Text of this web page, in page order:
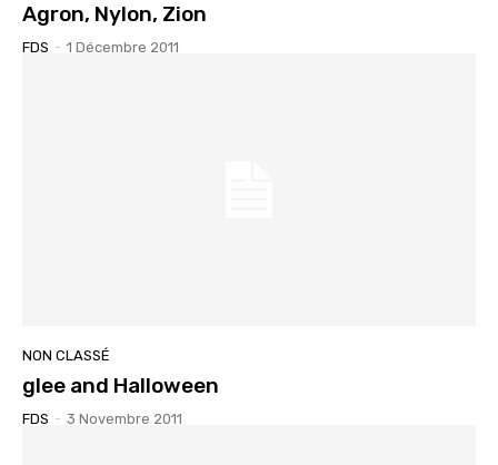
Agron, Nylon, Zion
FDS - 1 Décembre 2011
NON CLASSÉ
glee and Halloween
FDS - 3 Novembre 2011